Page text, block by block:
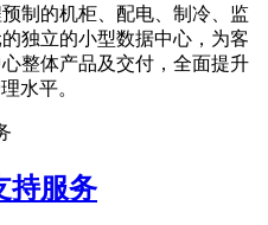
制的机柜、配电、制冷、监
独立的小型数据中心，为客
整体产品及交付，全面提升
水平。
持服务